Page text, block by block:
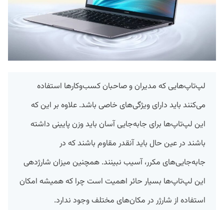
لپ‌تاپ‌هایی که مدیران و صاحبان کسب‌وکار‌ها استفاده
می‌کنند باید دارای ویژگی‌های خاصی باشد. علاوه بر این که
این لپ‌تاپ‌ها برای جابه‌جایی آسان باید وزن پایینی داشته
باشند در عین حال باید آنقدر مقاوم باشند که در
جابه‌جایی‌های مکرر، آسیب نبینند. همچنین میزان شارژدهی
این لپ‌تاپ‌ها بسیار حائر اهمیت است چرا که همیشه امکان
استفاده از شارژر در مکان‌های مختلف وجود ندارد.